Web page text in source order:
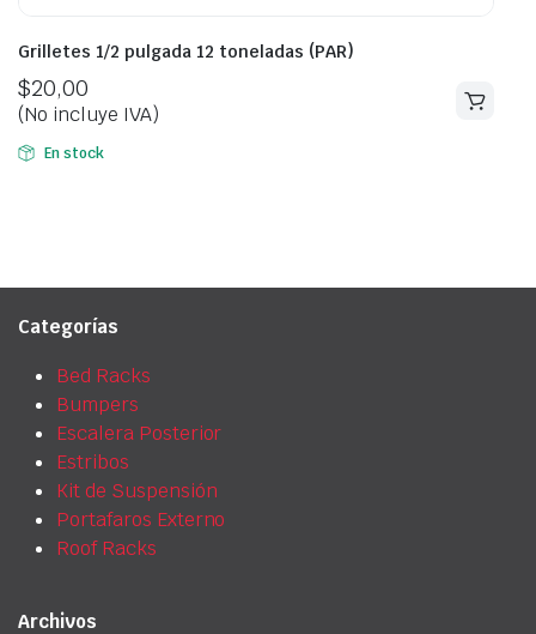
Grilletes 1/2 pulgada 12 toneladas (PAR)
$20,00
(No incluye IVA)
En stock
Categorías
Bed Racks
Bumpers
Escalera Posterior
Estribos
Kit de Suspensión
Portafaros Externo
Roof Racks
Archivos